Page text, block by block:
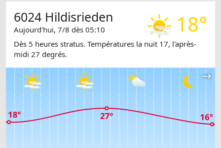
18°
6024 Hildisrieden
Aujourd'hui, 7/8 dès 05:10
Dès 5 heures stratus. Températures la nuit 17, l'après-
midi 27 degrés.